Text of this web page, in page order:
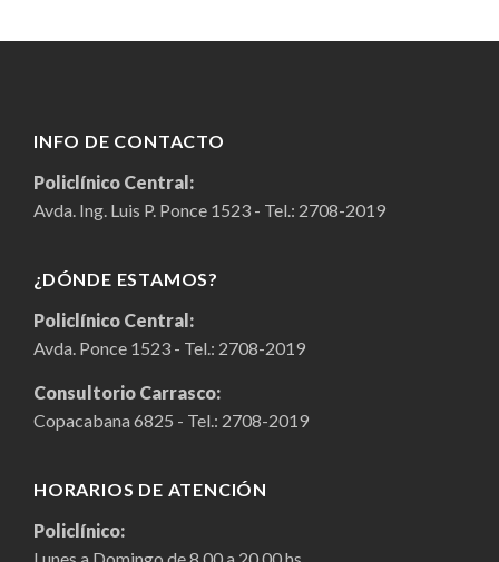
INFO DE CONTACTO
Policlínico Central:
Avda. Ing. Luis P. Ponce 1523 - Tel.: 2708-2019
¿DÓNDE ESTAMOS?
Policlínico Central:
Avda. Ponce 1523 - Tel.: 2708-2019
Consultorio Carrasco:
Copacabana 6825 - Tel.: 2708-2019
HORARIOS DE ATENCIÓN
Policlínico:
Lunes a Domingo de 8.00 a 20.00 hs.